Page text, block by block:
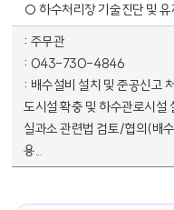
○ 하수처리장 기술진단 및 유
주무관
043-730-4846
배수설비 설치 및 준공신고
도시설 확충 및 하수관로시설
실과소 관련법 검토/협의(배
용...